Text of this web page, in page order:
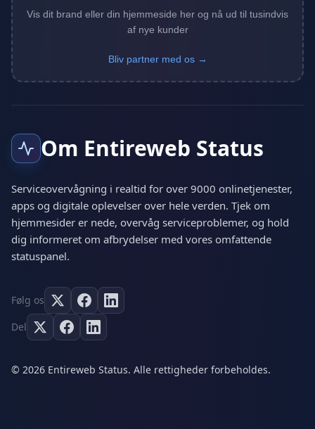
Vis dit brand eller din hjemmeside her og nå ud til tusindvis
af nye kunder
Bliv partner med os →
Om Entireweb Status
Serviceovervågning i realtid for over 9000 onlinetjenester,
apps og digitale oplevelser over hele verden. Tjek om
hjemmesider er nede, overvåg serviceproblemer, og hold
dig informeret om afbrydelser med vores omfattende
statuspanel.
Følg os
Del
© 2026 Entireweb Status. Alle rettigheder forbeholdes.